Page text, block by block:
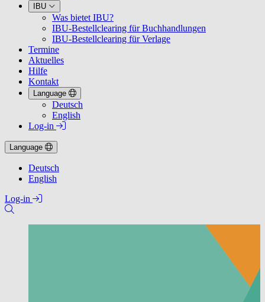
IBU
Was bietet IBU?
IBU-Bestellclearing für Buchhandlungen
IBU-Bestellclearing für Verlage
Termine
Aktuelles
Hilfe
Kontakt
Language
Deutsch
English
Log-in
Language
Deutsch
English
Log-in